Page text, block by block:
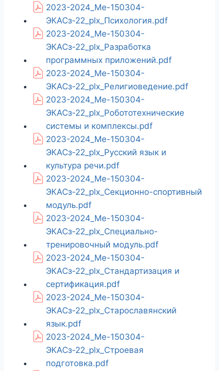
2023-2024_Ме-150304-
ЭКАСз-22_plx_Психология.pdf
2023-2024_Ме-150304-
ЭКАСз-22_plx_Разработка
программных приложений.pdf
2023-2024_Ме-150304-
ЭКАСз-22_plx_Религиоведение.pdf
2023-2024_Ме-150304-
ЭКАСз-22_plx_Робототехнические
системы и комплексы.pdf
2023-2024_Ме-150304-
ЭКАСз-22_plx_Русский язык и
культура речи.pdf
2023-2024_Ме-150304-
ЭКАСз-22_plx_Секционно-спортивный
модуль.pdf
2023-2024_Ме-150304-
ЭКАСз-22_plx_Специально-
тренировочный модуль.pdf
2023-2024_Ме-150304-
ЭКАСз-22_plx_Стандартизация и
сертификация.pdf
2023-2024_Ме-150304-
ЭКАСз-22_plx_Старославянский
язык.pdf
2023-2024_Ме-150304-
ЭКАСз-22_plx_Строевая
подготовка.pdf